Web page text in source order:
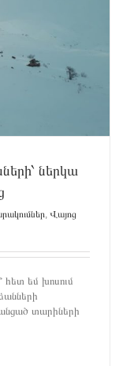
ներկա
, Վայոց
եմ խոսում
տարիների